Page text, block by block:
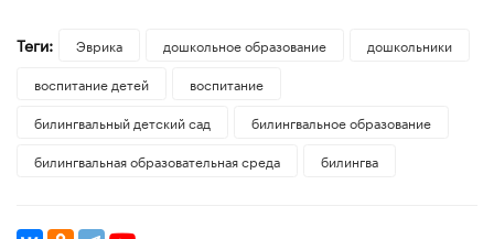
Теги: Эврика дошкольное образование
дошкольники
воспитание детей
воспитание
билингвальный детский сад
билингвальное образование
билингвальная образовательная среда
билингва